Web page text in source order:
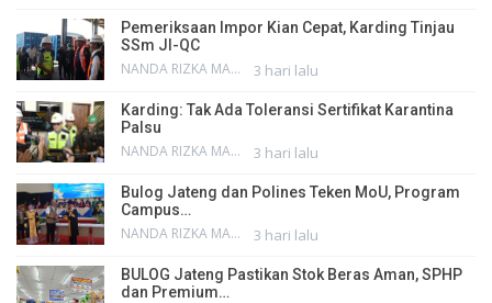
Pemeriksaan Impor Kian Cepat, Karding Tinjau
SSm JI-QC
NANDA RIZKA MAHENDRA 3 hari lalu
Karding: Tak Ada Toleransi Sertifikat Karantina
Palsu
NANDA RIZKA MAHENDRA 3 hari lalu
Bulog Jateng dan Polines Teken MoU, Program
Campus…
NANDA RIZKA MAHENDRA 3 hari lalu
BULOG Jateng Pastikan Stok Beras Aman, SPHP
dan Premium…